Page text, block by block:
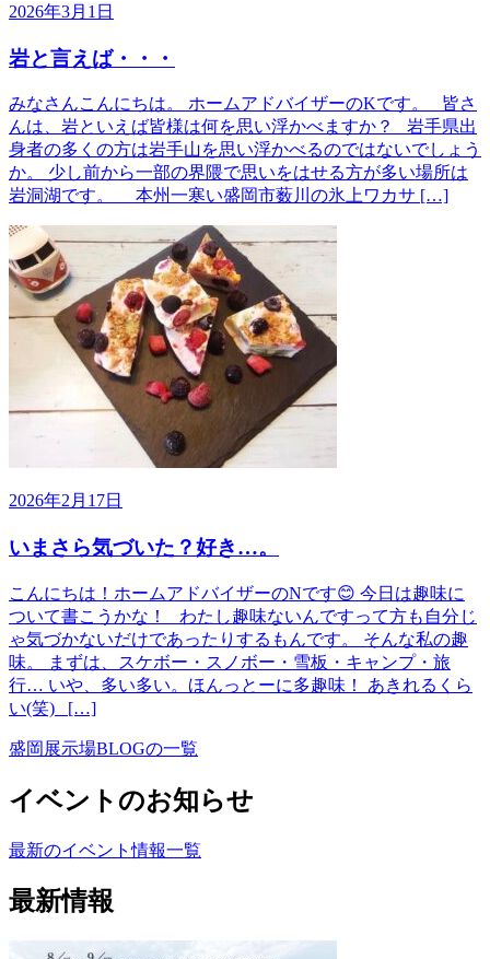
2026年3月1日
岩と言えば・・・
みなさんこんにちは。 ホームアドバイザーのKです。 皆さ
んは、岩といえば皆様は何を思い浮かべますか？ 岩手県出
身者の多くの方は岩手山を思い浮かべるのではないでしょう
か。 少し前から一部の界隈で思いをはせる方が多い場所は
岩洞湖です。 本州一寒い盛岡市薮川の氷上ワカサ […]
2026年2月17日
いまさら気づいた？好き…。
こんにちは！ホームアドバイザーのNです😊 今日は趣味に
ついて書こうかな！ わたし趣味ないんですって方も自分じ
ゃ気づかないだけであったりするもんです。 そんな私の趣
味。 まずは、スケボー・スノボー・雪板・キャンプ・旅
行… いや、多い多い。ほんっとーに多趣味！ あきれるくら
い(笑) […]
盛岡展示場BLOGの一覧
イベントのお知らせ
最新のイベント情報一覧
最新情報